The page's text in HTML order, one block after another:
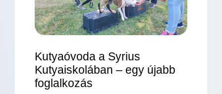
Kutyaóvoda a Syrius
Kutyaiskolában – egy újabb
foglalkozás